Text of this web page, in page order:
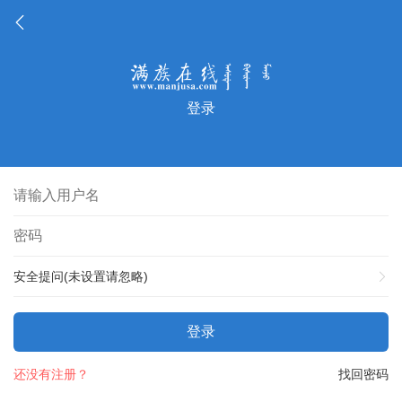
登录
安全提问(未设置请忽略)
登录
找回密码
还没有注册？